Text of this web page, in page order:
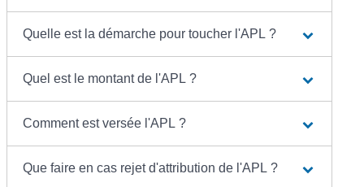
Quelle est la démarche pour toucher l'APL ?
Quel est le montant de l'APL ?
Comment est versée l'APL ?
Que faire en cas rejet d'attribution de l'APL ?